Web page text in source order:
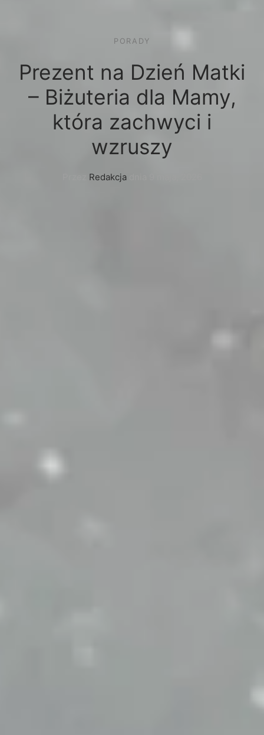
PORADY
Prezent na Dzień Matki
– Biżuteria dla Mamy,
która zachwyci i
wzruszy
Redakcjadnia